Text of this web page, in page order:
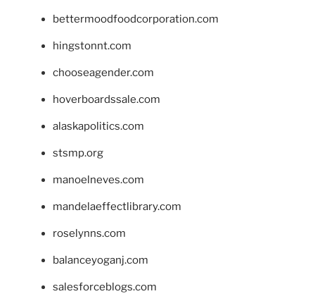
bettermoodfoodcorporation.com
hingstonnt.com
chooseagender.com
hoverboardssale.com
alaskapolitics.com
stsmp.org
manoelneves.com
mandelaeffectlibrary.com
roselynns.com
balanceyoganj.com
salesforceblogs.com